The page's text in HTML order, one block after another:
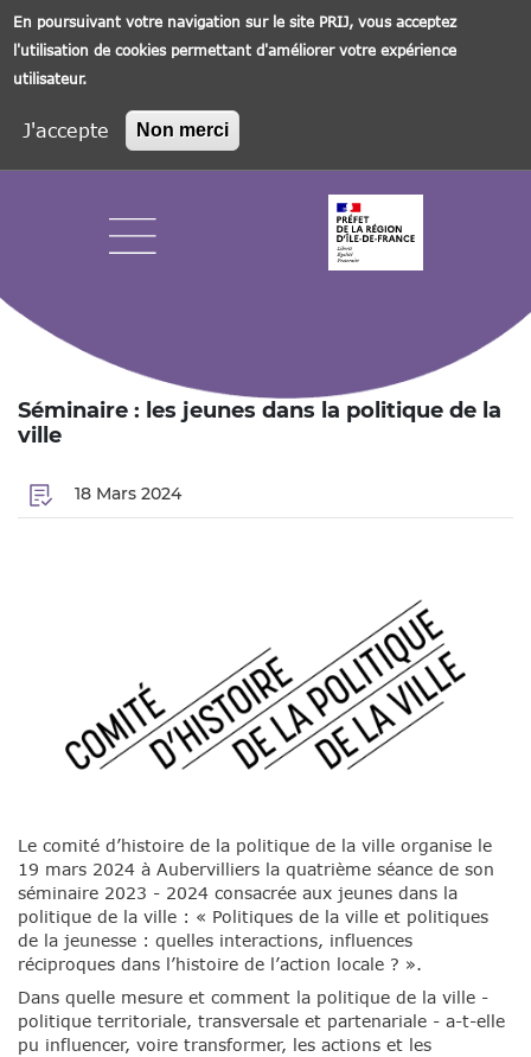
En poursuivant votre navigation sur le site PRIJ, vous acceptez
l'utilisation de cookies permettant d'améliorer votre expérience
utilisateur.
J'accepte Non merci
Séminaire : les jeunes dans la politique de la
ville
18 Mars 2024
Le comité d’histoire de la politique de la ville organise le
19 mars 2024 à Aubervilliers la quatrième séance de son
séminaire 2023 - 2024 consacrée aux jeunes dans la
politique de la ville : « Politiques de la ville et politiques
de la jeunesse : quelles interactions, influences
réciproques dans l’histoire de l’action locale ? ».
Dans quelle mesure et comment la politique de la ville -
politique territoriale, transversale et partenariale - a-t-elle
pu influencer, voire transformer, les actions et les